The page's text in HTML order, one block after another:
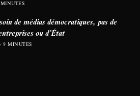
de médias démocratiques, pas de
ou d’État
9 MINUTES